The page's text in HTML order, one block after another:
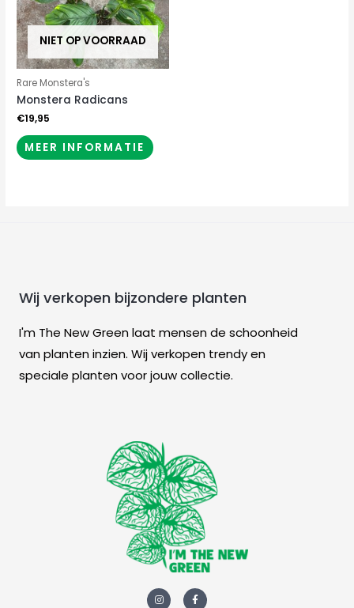
NIET OP VOORRAAD
Rare Monstera's
Monstera Radicans
€19,95
MEER INFORMATIE
Wij verkopen bijzondere planten
I'm The New Green laat mensen de schoonheid
van planten inzien. Wij verkopen trendy en
speciale planten voor jouw collectie.